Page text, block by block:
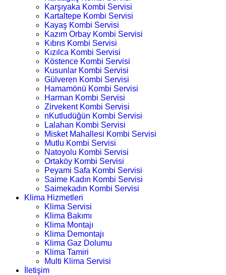
Karşıyaka Kombi Servisi
Kartaltepe Kombi Servisi
Kayaş Kombi Servisi
Kazım Orbay Kombi Servisi
Kıbrıs Kombi Servisi
Kızılca Kombi Servisi
Köstence Kombi Servisi
Kusunlar Kombi Servisi
Gülveren Kombi Servisi
Hamamönü Kombi Servisi
Harman Kombi Servisi
Zirvekent Kombi Servisi
nKutludüğün Kombi Servisi
Lalahan Kombi Servisi
Misket Mahallesi Kombi Servisi
Mutlu Kombi Servisi
Natoyolu Kombi Servisi
Ortaköy Kombi Servisi
Peyami Safa Kombi Servisi
Saime Kadın Kombi Servisi
Saimekadın Kombi Servisi
Klima Hizmetleri
Klima Servisi
Klima Bakımı
Klima Montajı
Klima Demontajı
Klima Gaz Dolumu
Klima Tamiri
Multi Klima Servisi
İletişim